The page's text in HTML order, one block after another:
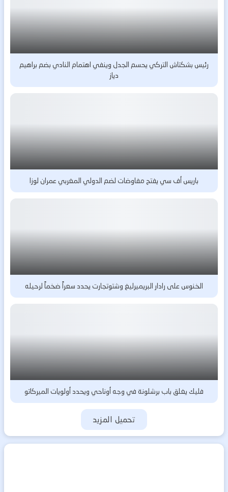
رئيس بشكتاش التركي يحسم الجدل وينفي اهتمام النادي بضم براهيم
دياز
باريس أف سي يفتح مفاوضات لضم الدولي المغربي عمران لوزا
الخنوس على رادار البريميرليغ وشتوتجارت يحدد سعراً ضخماً لرحيله
فليك يغلق باب برشلونة في وجه أوناحي ويحدد أولويات الميركاتو
تحميل المزيد